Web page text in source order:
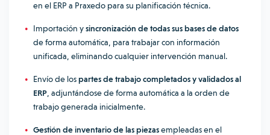
en el ERP a Praxedo para su planificación técnica.
Importación ysincronización de todas sus bases de datos
de forma automática, para trabajar con información
unificada, eliminando cualquier intervención manual.
Envío de lospartes de trabajo completados y validados al
ERP , adjuntándose de forma automática a la orden de
trabajo generada inicialmente.
Gestión de inventario de las piezasempleadas en el